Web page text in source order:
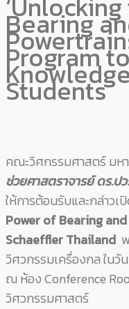
Bearing
Program
Students
คณะวิศกรรมศาสตร์ มห
ช่วยศาสตราจารย์ ดร.ป
ให้การต้อนรับและกล่าวเ
Power of Bearing
Schaeffler Thailand
วิศวกรรมเครื่องกล ในวั
ณ ห้อง Conference
วิศวกรรมศาสตร์